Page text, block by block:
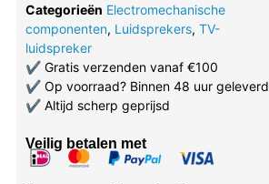
Categorieën Electromechanische
componenten, Luidsprekers, TV-
luidspreker
✔Gratis verzenden vanaf €100
✔Op voorraad? Binnen 48 uur geleverd
✔Altijd scherp geprijsd
Veilig betalen met